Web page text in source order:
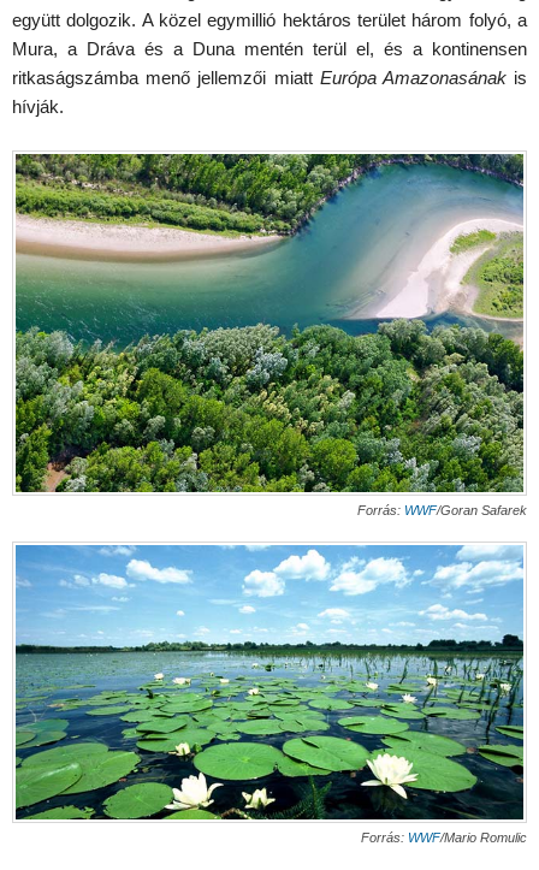
együtt dolgozik. A közel egymillió hektáros terület három folyó, a
Mura, a Dráva és a Duna mentén terül el, és a kontinensen
ritkaságszámba menő jellemzői miatt Európa Amazonasánakis
hívják.
Forrás: WWF/Goran Safarek
Forrás: WWF/Mario Romulic